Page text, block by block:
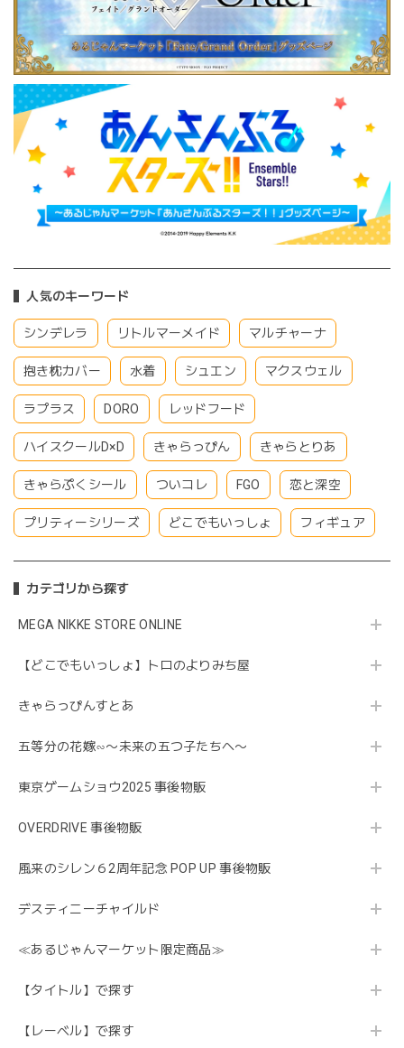
人気のキーワード
シンデレラ リトルマーメイド マルチャーナ
抱き枕カバー 水着 シュエン マクスウェル
ラプラス DORO レッドフード
ハイスクールD×D きゃらっぴん きゃらとりあ
きゃらぷくシール ついコレ FGO 恋と深空
プリティーシリーズ どこでもいっしょ フィギュア
カテゴリから探す
MEGA NIKKE STORE ONLINE
【どこでもいっしょ】トロのよりみち屋
きゃらっぴんすとあ
五等分の花嫁∽〜未来の五つ子たちへ〜
東京ゲームショウ2025 事後物販
OVERDRIVE 事後物販
風来のシレン６2周年記念 POP UP 事後物販
デスティニーチャイルド
≪あるじゃんマーケット限定商品≫
【タイトル】で探す
【レーベル】で探す